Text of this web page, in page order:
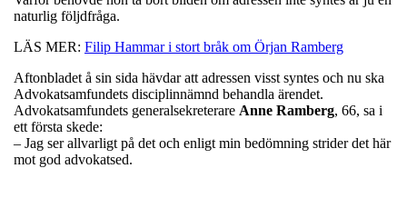
naturlig följdfråga.
LÄS MER: Filip Hammar i stort bråk om Örjan Ramberg
Aftonbladet å sin sida hävdar att adressen visst syntes och nu ska
Advokatsamfundets disciplinnämnd behandla ärendet.
Advokatsamfundets generalsekreterare Anne Ramberg, 66, sa i
ett första skede:
– Jag ser allvarligt på det och enligt min bedömning strider det här
mot god advokatsed.